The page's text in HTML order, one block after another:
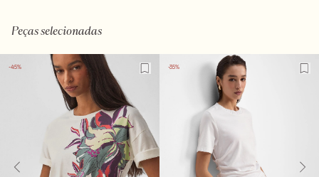
Peças selecionadas
-45% -35%